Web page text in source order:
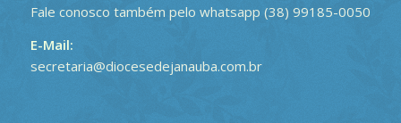
Fale conosco também pelo whatsapp (38) 99185-0050
E-Mail:
secretaria@diocesedejanauba.com.br